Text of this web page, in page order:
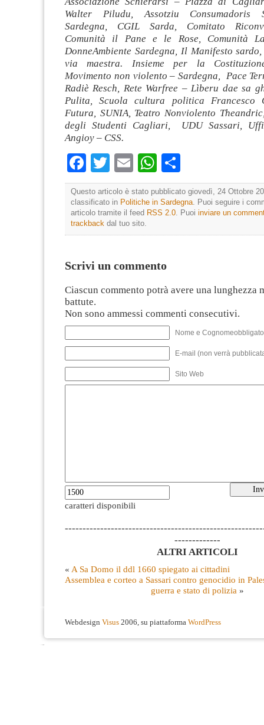
Walter Piludu, Assotziu Consumadoris
Sardegna, CGIL Sarda, Comitato
Comunità il Pane e le Rose, Comunità
DonneAmbiente Sardegna, Il Manifesto
via maestra. Insieme per la
Movimento non violento – Sardegna, Pace
Radiè Resch, Rete Warfree – Lìberu dae sa
Pulita, Scuola cultura politica Francesco
Futura, SUNIA, Teatro Nonviolento
degli Studenti Cagliari, UDU Sassari,
Angioy – CSS.
Facebook
TwitterEmailWhatsApp
Questo articolo è stato pubblicato giovedì, 24 Ottobre
classificato in Politiche in Sardegna . Puoi seguire i
articolo tramite il feed RSS 2.0 . Puoi inviare un
trackback dal tuo sito.
Scrivi un commento
Ciascun commento potrà avere una lunghezza
battute.
Non sono ammessi commenti consecutivi.
Nome e
E-mail (non verrà
Sito Web
caratteri disponibili
-------------
ALTRI ARTICOLI
« A Sa Domo il ddl 1660 spiegato ai cittadini
Assemblea e corteo a Sassari contro genocidio in
guerra e stato di polizia »
Webdesign Visus 2006, su piattaforma WordPress